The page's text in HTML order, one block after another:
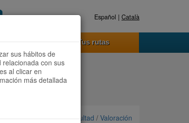
Registrate ahora Español | Català
Tus rutas
por: Más recientes /Dificultad / Valoración
sus hábitos de
con sus
al clicar en
más detallada